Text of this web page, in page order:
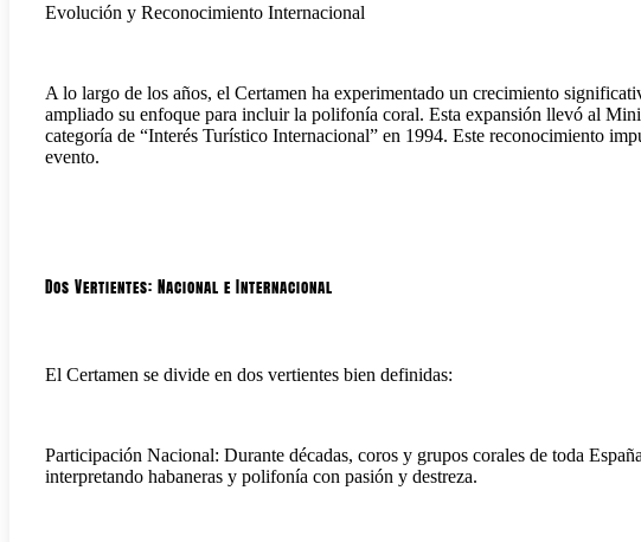
Evolución y Reconocimiento Internacional
A lo largo de los años, el Certamen ha experimentado un crecimiento
ampliado su enfoque para incluir la polifonía coral. Esta expansión llevó al
categoría de “Interés Turístico Internacional” en 1994. Este reconocimiento
evento.
Dos Vertientes: Nacional e Internacional
El Certamen se divide en dos vertientes bien definidas:
Participación Nacional: Durante décadas, coros y grupos corales de toda
interpretando habaneras y polifonía con pasión y destreza.